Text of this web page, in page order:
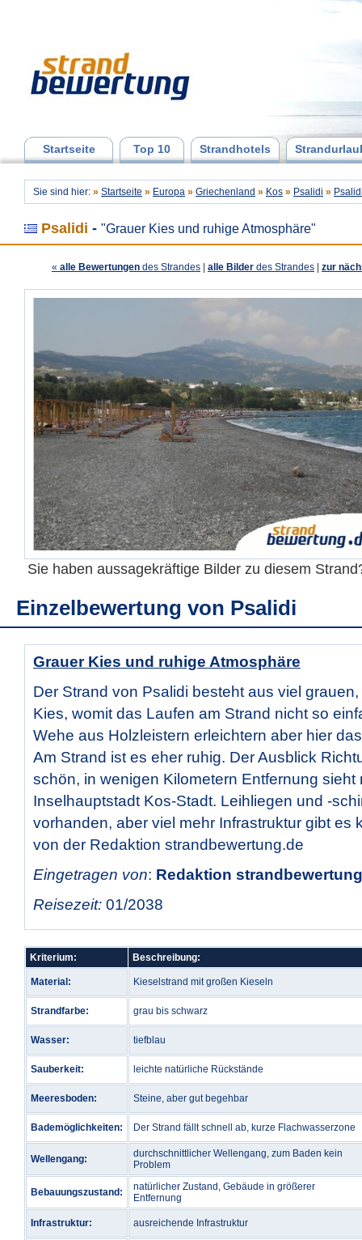
Startseite Top 10 Strandhotels
Sie sind hier: » Startseite » Europa » Griechenland » Kos » Psalidi »
Psalidi - "Grauer Kies und ruhige Atmosphäre"
« alle Bewertungen des Strandes alle Bilder des Strandes zur
Sie haben aussagekräftige Bilder zu diesem
Einzelbewertung von Psalidi
Grauer Kies und ruhige Atmosphäre
Der Strand von Psalidi besteht aus viel
Kies, womit das Laufen am Strand nicht so
Wehe aus Holzleistern erleichtern aber hier
Am Strand ist es eher ruhig. Der Ausblick
schön, in wenigen Kilometern Entfernung sieht
Inselhauptstadt Kos-Stadt. Leihliegen und -
vorhanden, aber viel mehr Infrastruktur gibt es
von der Redaktion strandbewertung.de
Eingetragen von: Redaktion
Reisezeit: 01/2038
Kriterium: Beschreibung:
Material: Kieselstrand mit großen Kieseln
Strandfarbe: grau bis schwarz
Wasser: tiefblau
Sauberkeit: leichte natürliche Rückstände
Meeresboden: Steine, aber gut begehbar
Bademöglichkeiten: Der Strand fällt schnell ab, kurze Flachwasserzone
Wellengang:
durchschnittlicher Wellengang, zum Baden kein
Problem
Bebauungszustand:
natürlicher Zustand, Gebäude in größerer
Entfernung
Infrastruktur: ausreichende Infrastruktur